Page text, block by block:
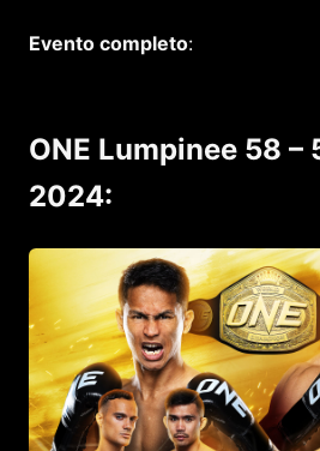
Evento completo:
ONE Lumpinee 58 –
2024: